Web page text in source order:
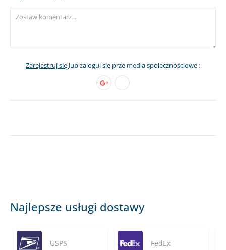
Zarejestruj się lub zaloguj się prze media społecznościowe :
Najlepsze usługi dostawy
USPS FedEx